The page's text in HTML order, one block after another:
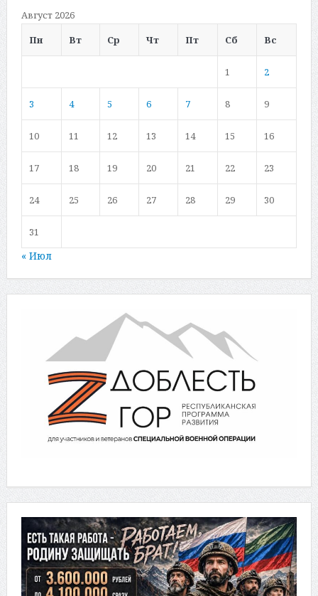
Август 2026
Пн
Вт Ср Чт Пт Сб Вс
1 2
3 4 5 6 7 8 9
10 11 12 13 14 15 16
17 18 19 20 21 22 23
24 25 26 27 28 29 30
31
« Июл